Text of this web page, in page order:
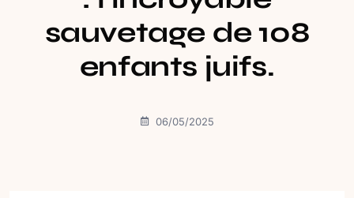
sauvetage de 108
enfants juifs.
06/05/2025